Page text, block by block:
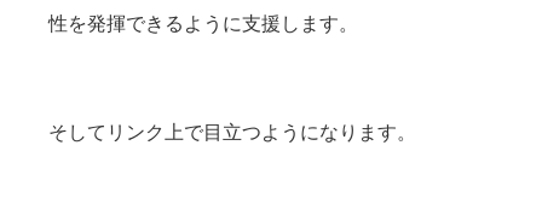
性を発揮できるように支援します。
そしてリンク上で目立つようになります。